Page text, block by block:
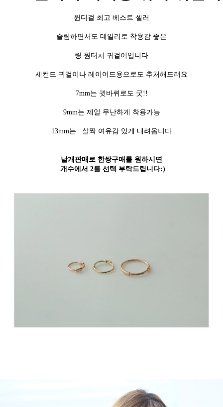
윈디걸 최고 베스트 셀러
슬림하면서도 데일리로 착용감 좋은
링 원터치 귀걸이입니다
세컨드 귀걸이나 레이어드용으로도 추처해드려요
7mm는 귓바퀴로도 굿!!
9mm는 제일 무난하게 착용가능
13mm는 살짝 여유감 있게 내려옵니다
낱개판매 로 한쌍구매를 원하시면
개수에서 2를 선택 부탁드립니다:)